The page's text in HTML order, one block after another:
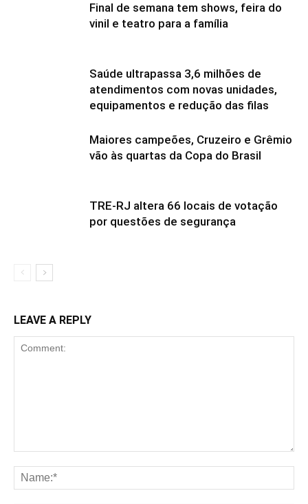
Final de semana tem shows, feira do
vinil e teatro para a família
Saúde ultrapassa 3,6 milhões de
atendimentos com novas unidades,
equipamentos e redução das filas
Maiores campeões, Cruzeiro e Grêmio
vão às quartas da Copa do Brasil
TRE-RJ altera 66 locais de votação
por questões de segurança
LEAVE A REPLY